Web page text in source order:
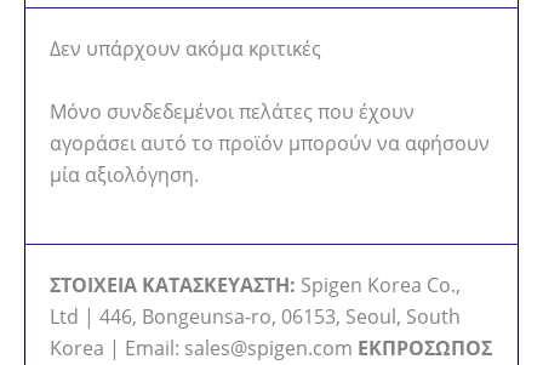
Δεν υπάρχουν ακόμα κριτικές
Μόνο συνδεδεμένοι πελάτες που έχουν
αγοράσει αυτό το προϊόν μπορούν να αφήσουν
μία αξιολόγηση.
ΣΤΟΙΧΕΙΑ ΚΑΤΑΣΚΕΥΑΣΤΗ: Spigen Korea Co.,
Ltd | 446, Bongeunsa-ro, 06153, Seoul, South
Korea | Email: sales@spigen.com ΕΚΠΡΟΣΩΠΟΣ